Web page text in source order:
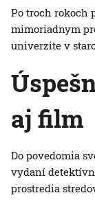
Po troch rokoch
mimoriadnym
univerzite v
aj film
Do povedomia
vydaní
prostredia